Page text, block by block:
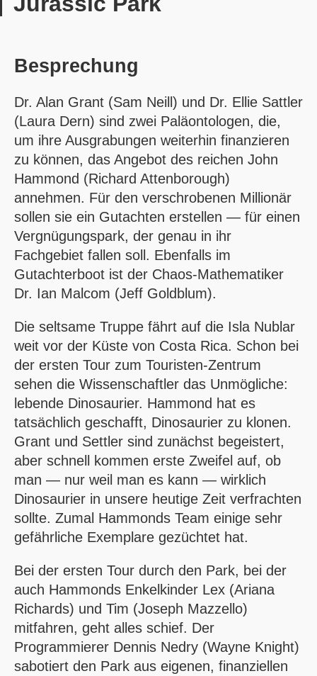
Besprechung
Dr. Alan Grant (Sam Neill) und Dr. Ellie Sattler
(Laura Dern) sind zwei Paläontologen, die,
um ihre Ausgrabungen weiterhin finanzieren
zu können, das Angebot des reichen John
Hammond (Richard Attenborough)
annehmen. Für den verschrobenen Millionär
sollen sie ein Gutachten erstellen — für einen
Vergnügungspark, der genau in ihr
Fachgebiet fallen soll. Ebenfalls im
Gutachterboot ist der Chaos-Mathematiker
Dr. Ian Malcom (Jeff Goldblum).
Die seltsame Truppe fährt auf die Isla Nublar
weit vor der Küste von Costa Rica. Schon bei
der ersten Tour zum Touristen-Zentrum
sehen die Wissenschaftler das Unmögliche:
lebende Dinosaurier. Hammond hat es
tatsächlich geschafft, Dinosaurier zu klonen.
Grant und Settler sind zunächst begeistert,
aber schnell kommen erste Zweifel auf, ob
man — nur weil man es kann — wirklich
Dinosaurier in unsere heutige Zeit verfrachten
sollte. Zumal Hammonds Team einige sehr
gefährliche Exemplare gezüchtet hat.
Bei der ersten Tour durch den Park, bei der
auch Hammonds Enkelkinder Lex (Ariana
Richards) und Tim (Joseph Mazzello)
mitfahren, geht alles schief. Der
Programmierer Dennis Nedry (Wayne Knight)
sabotiert den Park aus eigenen, finanziellen